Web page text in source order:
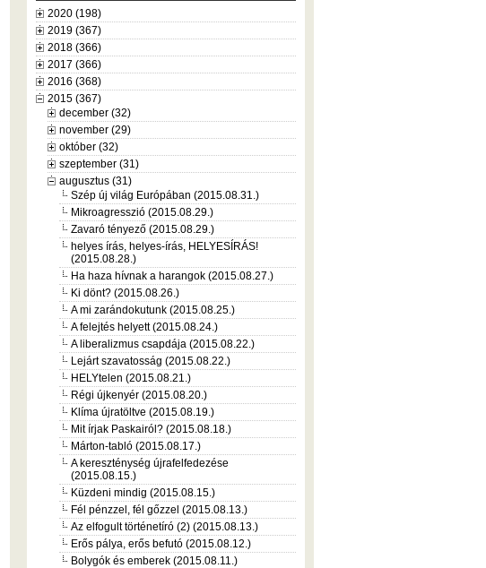
2020 (198)
2019 (367)
2018 (366)
2017 (366)
2016 (368)
2015 (367)
december (32)
november (29)
október (32)
szeptember (31)
augusztus (31)
Szép új világ Európában (2015.08.31.)
Mikroagresszió (2015.08.29.)
Zavaró tényező (2015.08.29.)
helyes írás, helyes-írás, HELYESÍRÁS!
(2015.08.28.)
Ha haza hívnak a harangok (2015.08.27.)
Ki dönt? (2015.08.26.)
A mi zarándokutunk (2015.08.25.)
A felejtés helyett (2015.08.24.)
A liberalizmus csapdája (2015.08.22.)
Lejárt szavatosság (2015.08.22.)
HELYtelen (2015.08.21.)
Régi újkenyér (2015.08.20.)
Klíma újratöltve (2015.08.19.)
Mit írjak Paskairól? (2015.08.18.)
Márton-tabló (2015.08.17.)
A kereszténység újrafelfedezése
(2015.08.15.)
Küzdeni mindig (2015.08.15.)
Fél pénzzel, fél gőzzel (2015.08.13.)
Az elfogult történetíró (2) (2015.08.13.)
Erős pálya, erős befutó (2015.08.12.)
Bolygók és emberek (2015.08.11.)